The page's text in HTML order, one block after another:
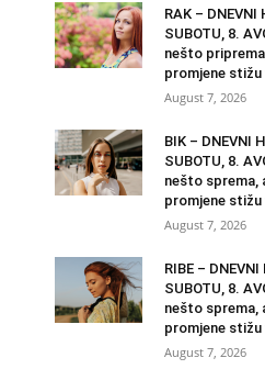
RAK – DNEVNI
SUBOTU, 8.
nešto
promjene stižu
August 7, 2026
BIK – DNEVNI
SUBOTU, 8.
nešto sprema,
promjene stižu
August 7, 2026
RIBE –
SUBOTU, 8.
nešto sprema,
promjene stižu
August 7, 2026